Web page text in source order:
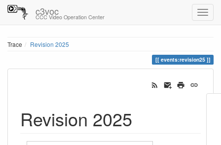
c3voc
CCC Video Operation Center
Trace Revision 2025
events:revision25
Revision 2025